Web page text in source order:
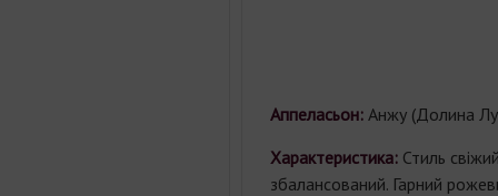
Аппеласьон:Анжу (Долина
Характеристика:Стиль
збалансований. Гарний